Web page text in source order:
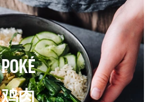
POKÉ
鸡肉